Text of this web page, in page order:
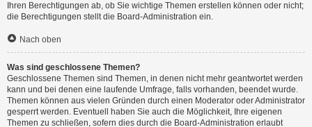
Ihren Berechtigungen ab, ob Sie wichtige Themen erstellen können oder nicht;
die Berechtigungen stellt die Board-Administration ein.
Nach oben
Was sind geschlossene Themen?
Geschlossene Themen sind Themen, in denen nicht mehr geantwortet werden
kann und bei denen eine laufende Umfrage, falls vorhanden, beendet wurde.
Themen können aus vielen Gründen durch einen Moderator oder Administrator
gesperrt werden. Eventuell haben Sie auch die Möglichkeit, Ihre eigenen
Themen zu schließen, sofern dies durch die Board-Administration erlaubt